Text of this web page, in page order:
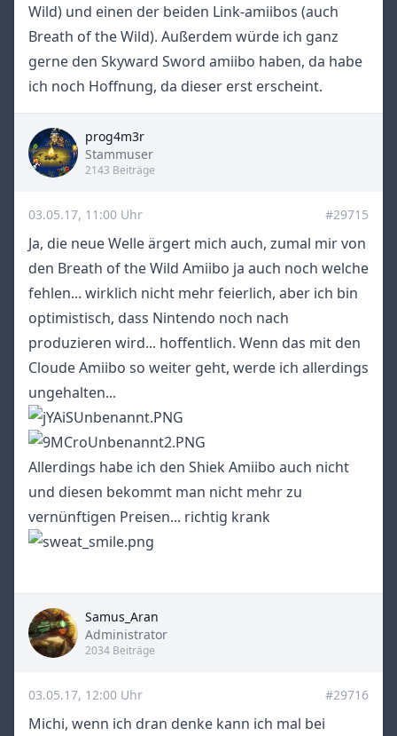
Wild) und einen der beiden Link-amiibos (auch
Breath of the Wild). Außerdem würde ich ganz
gerne den Skyward Sword amiibo haben, da habe
ich noch Hoffnung, da dieser erst erscheint.
prog4m3r
Title
Stammuser
2143 Beiträge
03.05.17, 11:00 Uhr #29715
Ja, die neue Welle ärgert mich auch, zumal mir von
den Breath of the Wild Amiibo ja auch noch welche
fehlen... wirklich nicht mehr feierlich, aber ich bin
optimistisch, dass Nintendo noch nach
produzieren wird... hoffentlich. Wenn das mit den
Cloude Amiibo so weiter geht, werde ich allerdings
ungehalten...
Allerdings habe ich den Shiek Amiibo auch nicht
und diesen bekommt man nicht mehr zu
vernünftigen Preisen... richtig krank
Samus_Aran
Title
Administrator
2034 Beiträge
03.05.17, 12:00 Uhr #29716
Michi, wenn ich dran denke kann ich mal bei